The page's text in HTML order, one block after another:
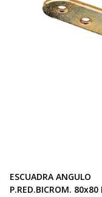
ESCUADRA ANGULO
P.RED.BICROM. 80x80